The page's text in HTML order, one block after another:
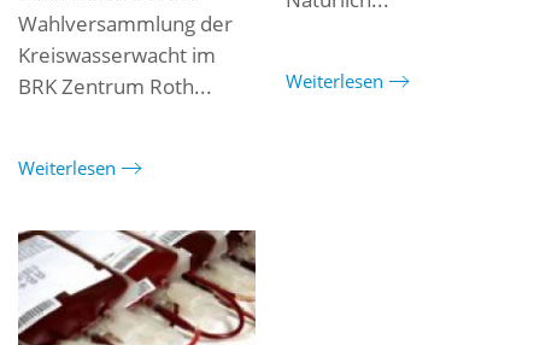
Wahlversammlung der
Kreiswasserwacht im
BRK Zentrum Roth...
Weiterlesen
Weiterlesen